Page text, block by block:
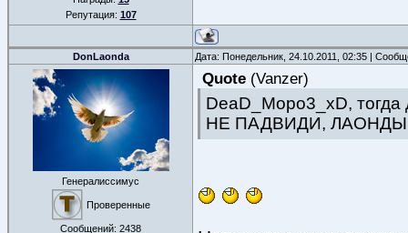
Репутация: 107
DonLaonda Дата: Понедельник, 24.10.2011, 02:35 |
Генералиссимус
Проверенные
Сообщений: 2438
Quote (Vanzer)
DeaD_Mopo3_xD,
НЕ ПАДВИДИ,